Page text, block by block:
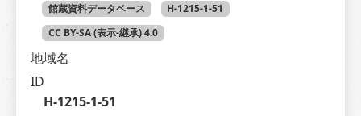
館蔵資料データベース
H-1215-1-51
CC BY-SA (表示-継承) 4.0
地域名
ID
H-1215-1-51